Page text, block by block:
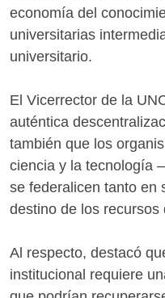
economía del
universitarias
universitario.
El Vicerrector de la
auténtica
también que los
ciencia y la tecnología
se federalicen tanto en
destino de los recursos
Al respecto, destacó
institucional requiere